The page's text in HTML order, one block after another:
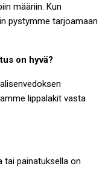
määriin. Kun
pystymme tarjoamaan
on hyvä?
lippalakit vasta
tai painatuksella on